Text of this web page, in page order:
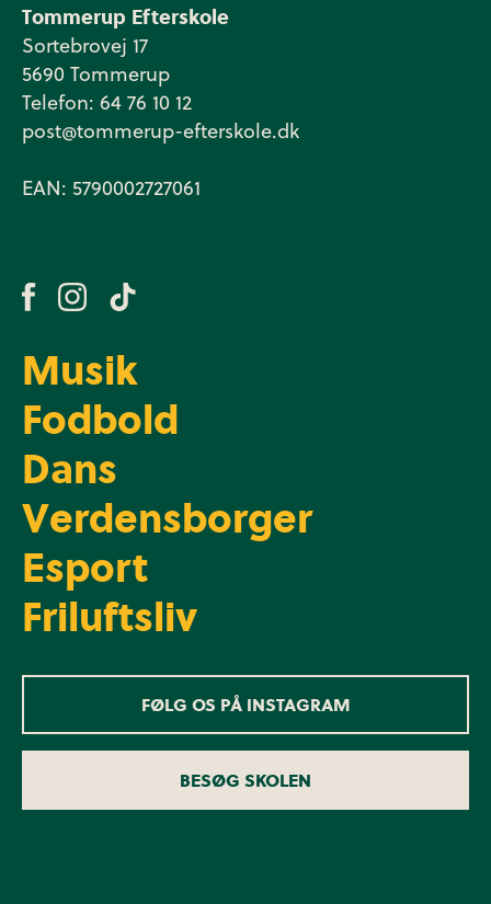
Tommerup Efterskole
Sortebrovej 17
5690 Tommerup
Telefon: 64 76 10 12
post@tommerup-efterskole.dk
EAN: 5790002727061
Musik
Fodbold
Dans
Verdensborger
Esport
Friluftsliv
FØLG OS PÅ INSTAGRAM
BESØG SKOLEN